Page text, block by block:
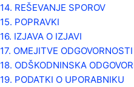
14. REŠEVANJE SPOROV
15. POPRAVKI
16. IZJAVA O IZJAVI
17. OMEJITVE ODGOVORNOSTI
18. ODŠKODNINSKA
19. PODATKI O UPORABNIKU